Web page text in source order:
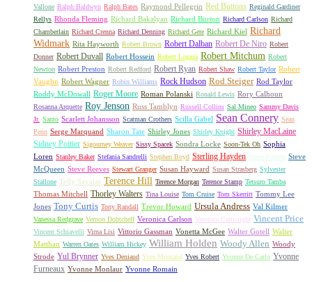
Vallone Ralph Baldwyn Ralph Bates Raymond Pellegrin Red Buttons Reginald Gardiner
Rellys Rhonda Fleming Richard Bakalyan Richard Burton Richard Carlson Richard
Chamberlain Richard Crenna Richard Denning Richard Gere Richard Kiel Richard
Widmark Rita Hayworth Robert Brown Robert Dalban Robert De Niro Robert
Donner Robert Duvall Robert Hossein Robert Loggia Robert Mitchum Robert
Newton Robert Preston Robert Redford Robert Ryan Robert Shaw Robert Taylor Robert
Vaughn Robert Wagner Robin Williams Rock Hudson Rod Steiger Rod Taylor
Roddy McDowall Roger Moore Roman Polanski Ronald Lewis Rory Calhoun
Rosanna Arquette Roy Jenson Russ Tamblyn Russell Collins Sal Mineo Sammy Davis
Jr. Santo Scarlett Johansson Scatman Crothers Scilla Gabel Sean Connery Sean
Penn Serge Marquand Sharon Tate Shirley Jones Shirley Knight Shirley MacLaine
Sidney Poitier Sigourney Weaver Sissy Spacek Sondra Locke Soon-Tek Oh Sophia
Loren Stanley Baker Stefania Sandrelli Stephen Boyd Sterling Hayden Steve Forrest Steve
McQueen Steve Reeves Stewart Granger Susan Hayward Susan Strasberg Sylvester
Stallone Telly Savalas Terence Hill Terence Morgan Terence Stamp Tetsuro Tamba
Thomas Mitchell Thorley Walters Tina Louise Tom Cruise Tom Skerritt Tommy Lee
Jones Tony Curtis Tony Randall Trevor Howard Ursula Andress Val Kilmer
Vanessa Redgrave Vernon Dobtcheff Veronica Carlson Veronica Cartwright Vincent Price
Vincent Schiavelli Virna Lisi Vittorio Gassman Vonetta McGee Walter Gotell Walter
Matthau Warren Oates William Hickey William Holden Woody Allen Woody
Strode Yul Brynner Yves Deniaud Yves Montand Yves Robert Yvonne De Carlo Yvonne
Furneaux Yvonne Monlaur Yvonne Romain